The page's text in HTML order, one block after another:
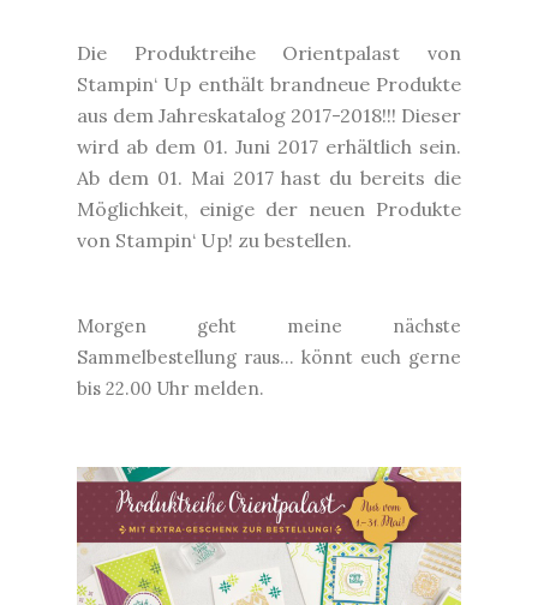
Die Produktreihe Orientpalast von
Stampin‘ Up enthält brandneue Produkte
aus dem Jahreskatalog 2017-2018!!! Dieser
wird ab dem 01. Juni 2017 erhältlich sein.
Ab dem 01. Mai 2017 hast du bereits die
Möglichkeit, einige der neuen Produkte
von Stampin‘ Up! zu bestellen.
Morgen geht meine nächste
Sammelbestellung raus... könnt euch gerne
bis 22.00 Uhr melden.